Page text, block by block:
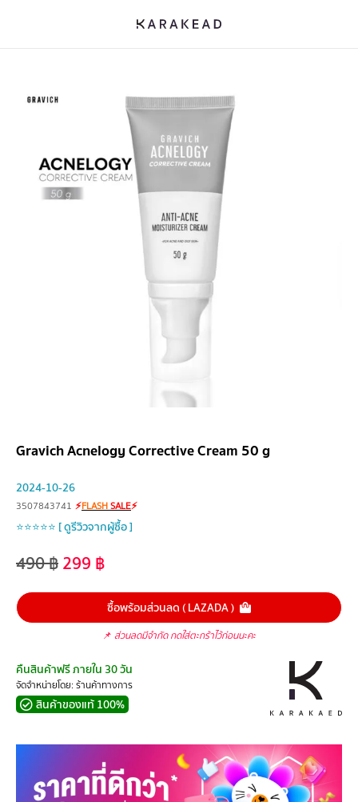
Gravich Acnelogy Corrective Cream 50 g
2024-10-26
3507843741 ⚡FLASHSALE⚡
⭐⭐⭐⭐⭐ [ ดูรีวิวจากผู้ซื้อ ]
490฿299 ฿
ซื้อพร้อมส่วนลด ( LAZADA )
📌 ส่วนลดมีจำกัด กดใส่ตะกร้าไว้ก่อนนะคะ
คืนสินค้าฟรี ภายใน 30 วัน
จัดจำหน่ายโดย: ร้านค้าทางการ
สินค้าของแท้ 100%